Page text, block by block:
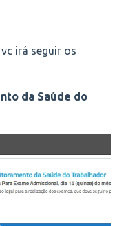
irá seguir os
da Saúde do